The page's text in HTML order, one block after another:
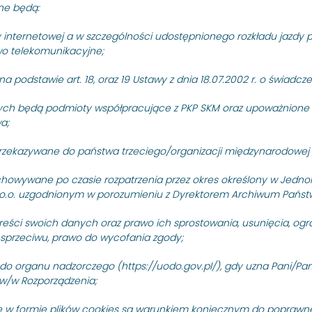
będą:
a w szczególności udostępnionego rozkładu jazdy
telekomunikacyjne;
art. 18, oraz 19 Ustawy z dnia 18.07.2002 r. o
będą podmioty współpracujące z PKP SKM oraz
do państwa trzeciego/organizacji międzynarodowej
po czasie rozpatrzenia przez okres określony w
uzgodnionym w porozumieniu z Dyrektorem Archiwum
swoich danych oraz prawo ich sprostowania, usunięcia,
prawo do wycofania zgody;
organu nadzorczego (https://uodo.gov.pl/), gdy uzna Pani/
w Rozporządzenia;
na rok
ogłasza przetarg nieograniczony na zakup energii
kwotębrutto 7 380 000,00 złw tym:6 765 000,00 zł
28.09.2022r. o godz. 10:30)
91fe-497d-9f28-47d1bb8b3c87